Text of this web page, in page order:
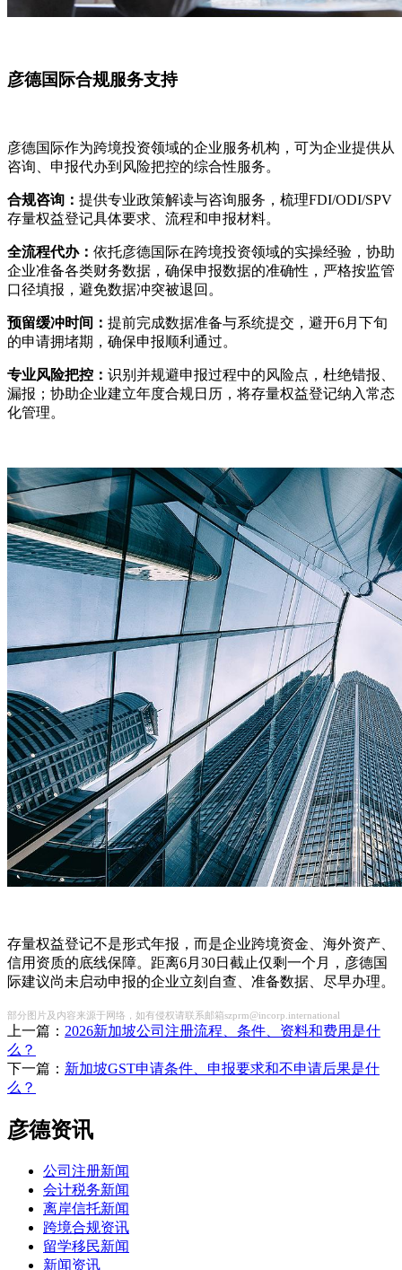
彦德国际合规服务支持
彦德国际作为跨境投资领域的企业服务机构，可为企业提供从
咨询、申报代办到风险把控的综合性服务。
合规咨询： 提供专业政策解读与咨询服务，梳理FDI/ODI/SPV
存量权益登记具体要求、流程和申报材料。
全流程代办： 依托彦德国际在跨境投资领域的实操经验，协助
企业准备各类财务数据，确保申报数据的准确性，严格按监管
口径填报，避免数据冲突被退回。
预留缓冲时间： 提前完成数据准备与系统提交，避开6月下旬
的申请拥堵期，确保申报顺利通过。
专业风险把控： 识别并规避申报过程中的风险点，杜绝错报、
漏报；协助企业建立年度合规日历，将存量权益登记纳入常态
化管理。
存量权益登记不是形式年报，而是企业跨境资金、海外资产、
信用资质的底线保障。距离6月30日截止仅剩一个月，彦德国
际建议尚未启动申报的企业立刻自查、准备数据、尽早办理。
部分图片及内容来源于网络，如有侵权请联系邮箱szprm@incorp.international
上一篇： 2026新加坡公司注册流程、条件、资料和费用是什
么？
下一篇： 新加坡GST申请条件、申报要求和不申请后果是什
么？
彦德资讯
公司注册新闻
会计税务新闻
离岸信托新闻
跨境合规资讯
留学移民新闻
新闻资讯